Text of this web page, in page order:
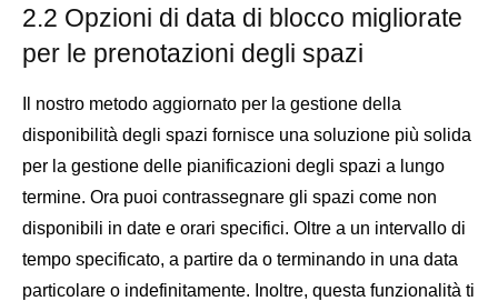
2.2 Opzioni di data di blocco migliorate
per le prenotazioni degli spazi
Il nostro metodo aggiornato per la gestione della
disponibilità degli spazi fornisce una soluzione più solida
per la gestione delle pianificazioni degli spazi a lungo
termine. Ora puoi contrassegnare gli spazi come non
disponibili in date e orari specifici. Oltre a un intervallo di
tempo specificato, a partire da o terminando in una data
particolare o indefinitamente. Inoltre, questa funzionalità ti